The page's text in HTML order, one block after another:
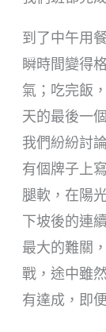
到了中午用
瞬時間變得
氣；吃完飯
天的最後一
我們紛紛討
有個牌子上
腿軟，在陽
下坡後的連
最大的難關
戰，途中雖
有達成，即